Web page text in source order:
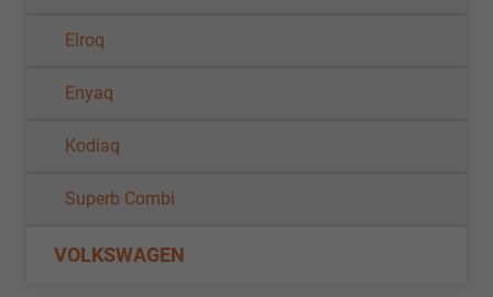
Elroq
Enyaq
Kodiaq
Superb Combi
VOLKSWAGEN